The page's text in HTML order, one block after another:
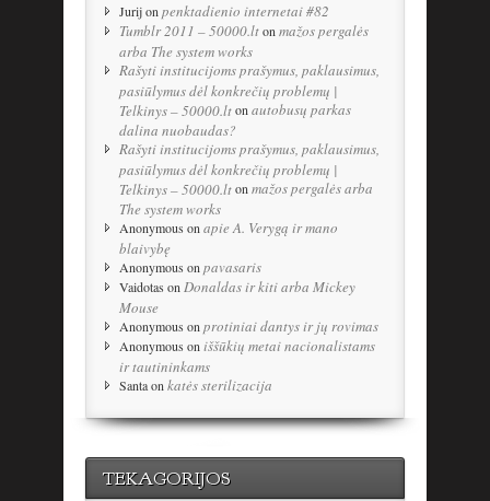
Jurijon penktadienio internetai #82
Tumblr 2011 – 50000.lton mažos pergalės
arba The system works
Rašyti institucijoms prašymus, paklausimus,
pasiūlymus dėl konkrečių problemų |
Telkinys – 50000.lton autobusų parkas
dalina nuobaudas?
Rašyti institucijoms prašymus, paklausimus,
pasiūlymus dėl konkrečių problemų |
Telkinys – 50000.lton mažos pergalės arba
The system works
Anonymous on apie A. Verygą ir mano
blaivybę
Anonymous on pavasaris
Vaidotas on Donaldas ir kiti arba Mickey
Mouse
Anonymous on protiniai dantys ir jų rovimas
Anonymous on iššūkių metai nacionalistams
ir tautininkams
Santaon katės sterilizacija
TEKAGORIJOS